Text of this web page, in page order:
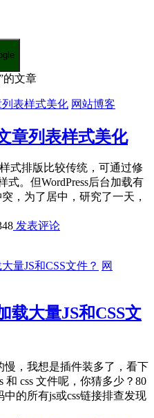
的文章
网站博客
章列表样式美化
式排版比较传统，可通过修
式。但WordPress后台加载有
，为了居中，研究了一天，
发表评论
网
载大量JS和CSS文
，我想是插件装多了，看下
css 文件呢，你猜多少？80
的所有js或css链接排查发现